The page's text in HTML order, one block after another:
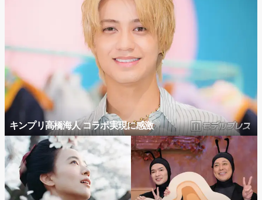
キンプリ高橋海人 コラボ実現に感激